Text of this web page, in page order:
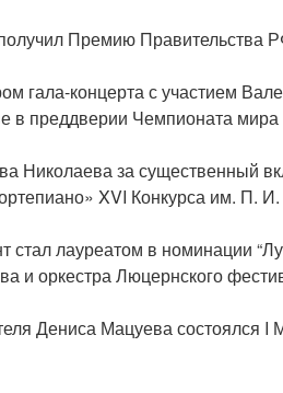
Премию Правительства
гала-концерта с участием
в преддверии Чемпионата
Николаева за существенный
XVI Конкурса им. П. И.
стал лауреатом в номинации
и оркестра Люцернского
Дениса Мацуева